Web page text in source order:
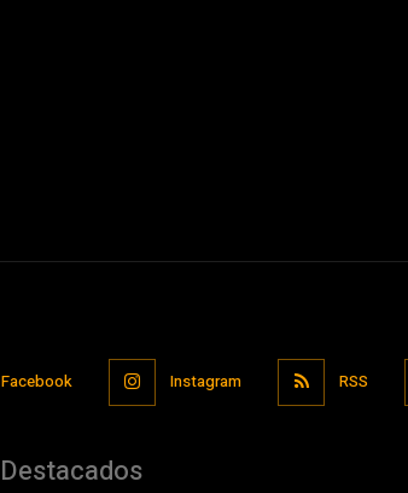
Facebook Instagram RSS
Destacados